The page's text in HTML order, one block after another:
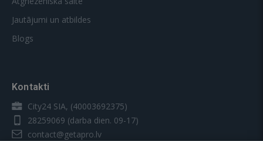
Jautājumi un atbildes
Blogs
Kontakti
City24 SIA, (40003692375)
28259069 (darba dien. 09-17)
contact@getapro.lv